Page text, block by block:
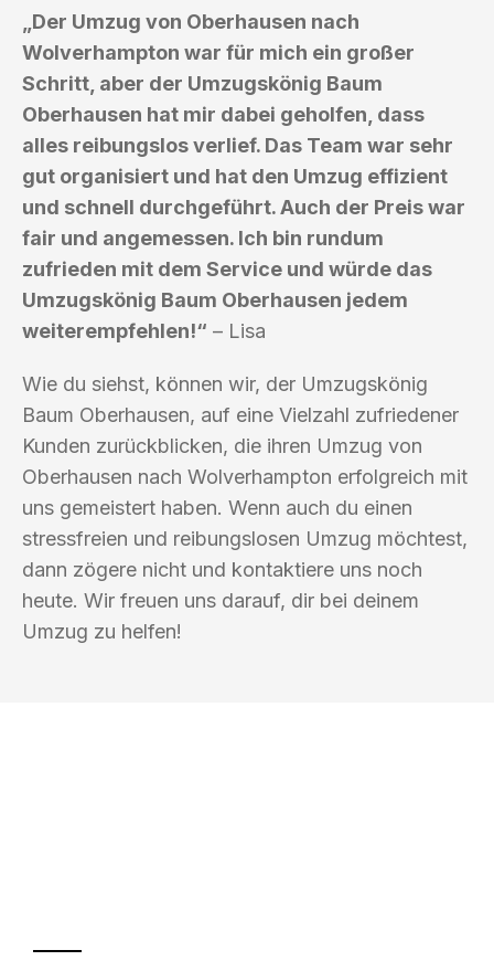
„Der Umzug von Oberhausen nach
Wolverhampton war für mich ein großer
Schritt, aber der Umzugskönig Baum
Oberhausen hat mir dabei geholfen, dass
alles reibungslos verlief. Das Team war sehr
gut organisiert und hat den Umzug effizient
und schnell durchgeführt. Auch der Preis war
fair und angemessen. Ich bin rundum
zufrieden mit dem Service und würde das
Umzugskönig Baum Oberhausen jedem
weiterempfehlen!“ – Lisa
Wie du siehst, können wir, der Umzugskönig
Baum Oberhausen, auf eine Vielzahl zufriedener
Kunden zurückblicken, die ihren Umzug von
Oberhausen nach Wolverhampton erfolgreich mit
uns gemeistert haben. Wenn auch du einen
stressfreien und reibungslosen Umzug möchtest,
dann zögere nicht und kontaktiere uns noch
heute. Wir freuen uns darauf, dir bei deinem
Umzug zu helfen!